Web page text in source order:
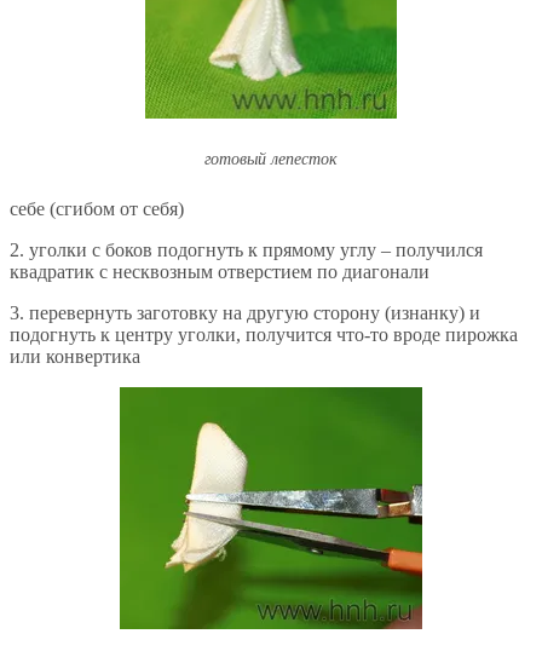
готовый лепесток
себе (сгибом от себя)
2. уголки с боков подогнуть к прямому углу – получился
квадратик с несквозным отверстием по диагонали
3. перевернуть заготовку на другую сторону (изнанку) и
подогнуть к центру уголки, получится что-то вроде пирожка
или конвертика